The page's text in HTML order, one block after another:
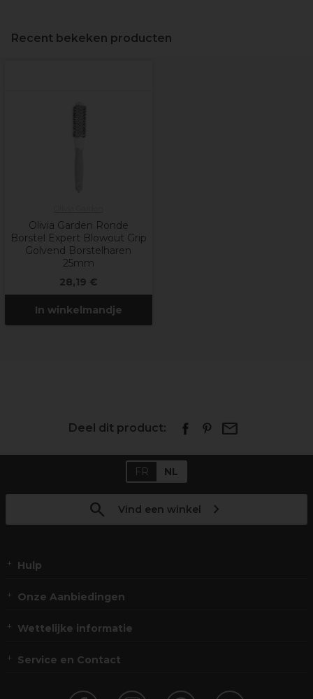
Recent bekeken producten
Olivia Garden Ronde
Borstel Expert Blowout Grip
Golvend Borstelharen
25mm
28,19 €
In winkelmandje
Deel dit product:
FR NL
Vind een winkel
Hulp
Onze Aanbiedingen
Wettelijke informatie
Service en Contact